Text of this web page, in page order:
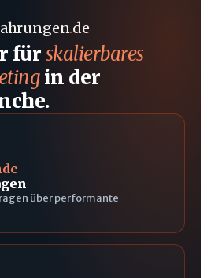
.de
fürskalierbares
in der
über performante